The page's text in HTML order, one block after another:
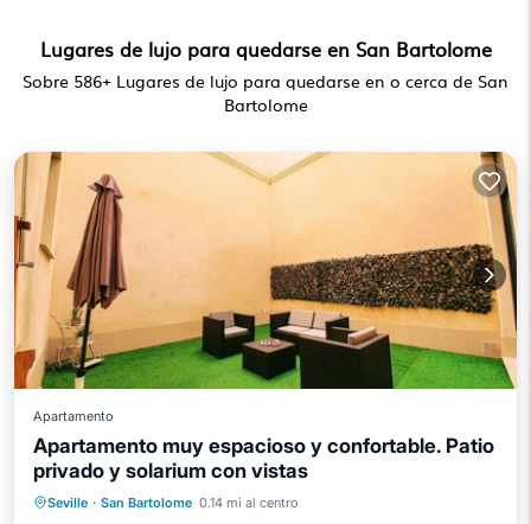
Lugares de lujo para quedarse en San Bartolome
Sobre 586+ Lugares de lujo para quedarse en o cerca de San
Bartolome
Apartamento
Apartamento muy espacioso y confortable. Patio
privado y solarium con vistas
Seville · San Bartolome 0.14 mi al centro
Aparcamiento
Aire acondicionado
Internet
Se admiten mascotas